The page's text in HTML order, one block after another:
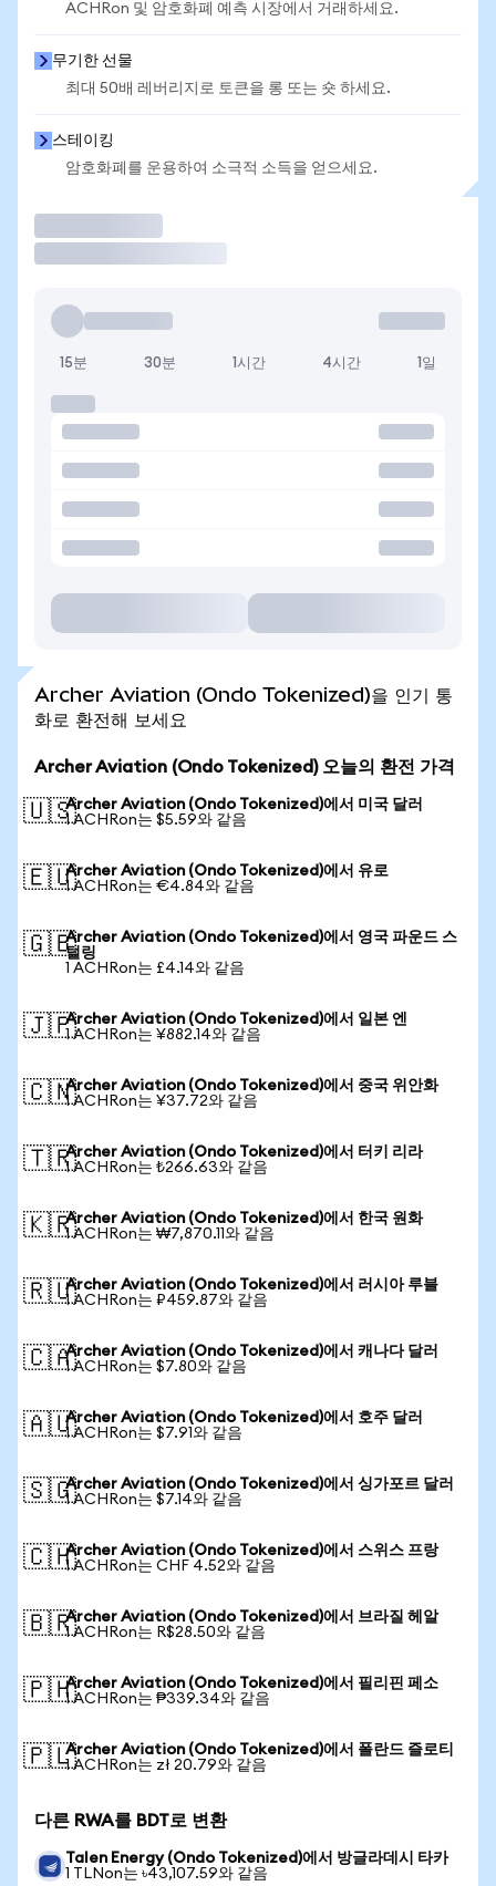
ACHRon 및 암호화폐 예측 시장에서 거래하세요.
무기한 선물
최대 50배 레버리지로 토큰을 롱 또는 숏 하세요.
스테이킹
암호화폐를 운용하여 소극적 소득을 얻으세요.
15분 30분 1시간 4시간 1일
Archer Aviation (Ondo Tokenized)을 인기 통
화로 환전해 보세요
Archer Aviation (Ondo Tokenized) 오늘의 환전 가격
🇺🇸Archer Aviation (Ondo Tokenized)에서 미국 달러
1 ACHRon는 $5.59와 같음
🇪🇺Archer Aviation (Ondo Tokenized)에서 유로
1 ACHRon는 €4.84와 같음
🇬🇧Archer Aviation (Ondo Tokenized)에서 영국 파운드 스
털링
1 ACHRon는 £4.14와 같음
🇯🇵Archer Aviation (Ondo Tokenized)에서 일본 엔
1 ACHRon는 ¥882.14와 같음
🇨🇳Archer Aviation (Ondo Tokenized)에서 중국 위안화
1 ACHRon는 ¥37.72와 같음
🇹🇷Archer Aviation (Ondo Tokenized)에서 터키 리라
1 ACHRon는 ₺266.63와 같음
🇰🇷Archer Aviation (Ondo Tokenized)에서 한국 원화
1 ACHRon는 ₩7,870.11와 같음
🇷🇺Archer Aviation (Ondo Tokenized)에서 러시아 루블
1 ACHRon는 ₽459.87와 같음
🇨🇦Archer Aviation (Ondo Tokenized)에서 캐나다 달러
1 ACHRon는 $7.80와 같음
🇦🇺Archer Aviation (Ondo Tokenized)에서 호주 달러
1 ACHRon는 $7.91와 같음
🇸🇬Archer Aviation (Ondo Tokenized)에서 싱가포르 달러
1 ACHRon는 $7.14와 같음
🇨🇭Archer Aviation (Ondo Tokenized)에서 스위스 프랑
1 ACHRon는 CHF 4.52와 같음
🇧🇷Archer Aviation (Ondo Tokenized)에서 브라질 헤알
1 ACHRon는 R$28.50와 같음
🇵🇭Archer Aviation (Ondo Tokenized)에서 필리핀 페소
1 ACHRon는 ₱339.34와 같음
🇵🇱Archer Aviation (Ondo Tokenized)에서 폴란드 즐로티
1 ACHRon는 zł 20.79와 같음
다른 RWA를 BDT로 변환
Talen Energy (Ondo Tokenized)에서 방글라데시 타카
1 TLNon는 ৳43,107.59와 같음